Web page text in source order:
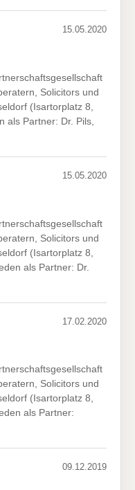
15.05.2020
Solicitors und
(Isartorplatz 8,
als Partner: Dr. Pils,
15.05.2020
Solicitors und
(Isartorplatz 8,
als Partner: Dr.
17.02.2020
Solicitors und
(Isartorplatz 8,
als Partner:
09.12.2019